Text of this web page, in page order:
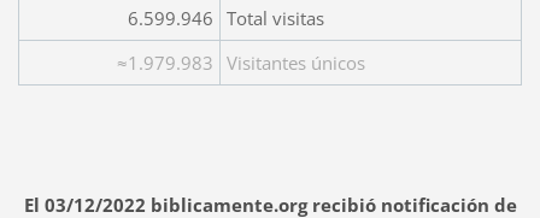
6.599.946 Total visitas
≈1.979.983 Visitantes únicos
El 03/12/2022 biblicamente.org recibió notificación de